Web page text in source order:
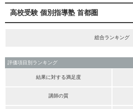
高校受験 個別指導塾 首都圏
総合ランキング
評価項目別ランキング
結果に対する満足度
講師の質